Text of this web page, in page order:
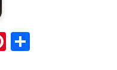
Pi